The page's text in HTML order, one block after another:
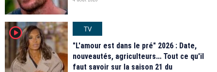
player2
TV
"L'amour est dans le pré" 2026 : Date,
nouveautés, agriculteurs… Tout ce qu'il
faut savoir sur la saison 21 du